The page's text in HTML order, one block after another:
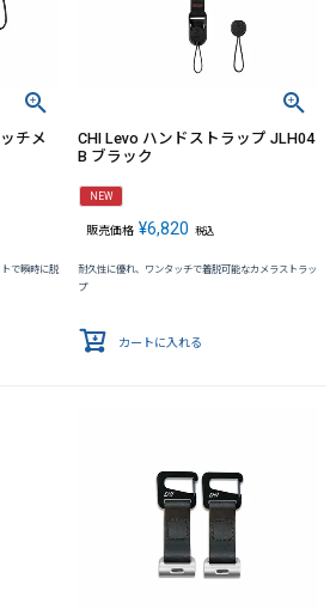
チメ
で瞬時に脱
CHI Levo ハンドストラップ JLH04
B ブラック
NEW
販売価格 ¥6,820 税込
耐久性に優れ、ワンタッチで着脱可能なカメラストラッ
プ
カートに入れる